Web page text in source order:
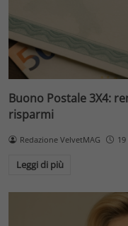
Buono Postale 3X4:
risparmi
Redazione VelvetMAG
Leggi di più